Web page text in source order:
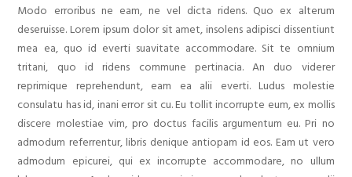
Modo erroribus ne eam, ne vel dicta ridens. Quo ex alterum
deseruisse. Lorem ipsum dolor sit amet, insolens adipisci dissentiunt
mea ea, quo id everti suavitate accommodare. Sit te omnium
tritani, quo id ridens commune pertinacia. An duo viderer
reprimique reprehendunt, eam ea alii everti. Ludus molestie
consulatu has id, inani error sit cu. Eu tollit incorrupte eum, ex mollis
discere molestiae vim, pro doctus facilis argumentum eu. Pri no
admodum referrentur, libris denique antiopam id eos. Eam ut vero
admodum epicurei, qui ex incorrupte accommodare, no ullum